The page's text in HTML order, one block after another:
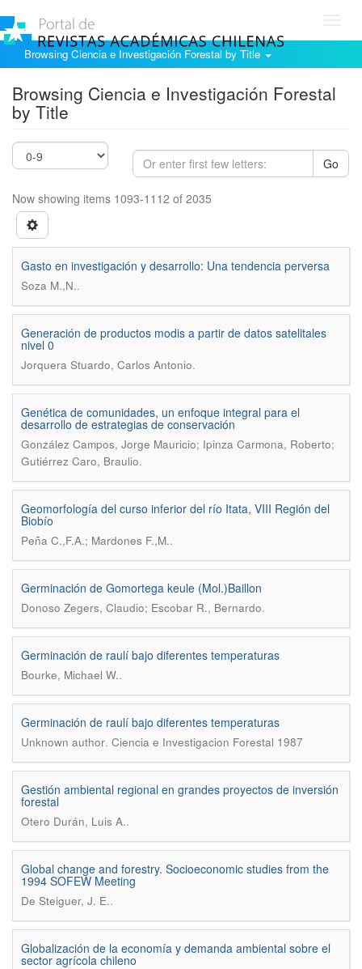
Browsing Ciencia e Investigación Forestal by Title
Browsing Ciencia e Investigación Forestal
by Title
Go
Now showing items 1093-1112 of 2035
Gasto en investigación y desarrollo: Una tendencia perversa
Soza M.,N..
Generación de productos modis a partir de datos satelitales
nivel 0
Jorquera Stuardo, Carlos Antonio.
Genética de comunidades, un enfoque integral para el
desarrollo de estrategias de conservación
González Campos, Jorge Mauricio; Ipinza Carmona, Roberto;
Gutiérrez Caro, Braulio.
Geomorfología del curso inferior del río Itata, VIII Región del
Biobío
Peña C.,F.A.; Mardones F.,M..
Germinación de Gomortega keule (Mol.)Baillon
Donoso Zegers, Claudio; Escobar R., Bernardo.
Germinación de raulí bajo diferentes temperaturas
Bourke, Michael W..
Germinación de raulí bajo diferentes temperaturas
Unknown author. Ciencia e Investigacion Forestal 1987
Gestión ambiental regional en grandes proyectos de inversión
forestal
Otero Durán, Luis A..
Global change and forestry. Socioeconomic studies from the
1994 SOFEW Meeting
De Steiguer, J. E..
Globalización de la economía y demanda ambiental sobre el
sector agrícola chileno